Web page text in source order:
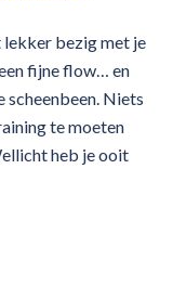
lekker bezig met je
fijne flow… en
scheenbeen. Niets
te moeten
heb je ooit